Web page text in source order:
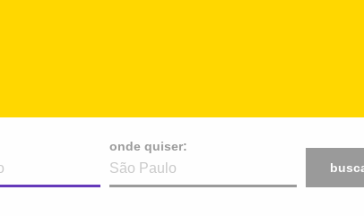
onde quiser: